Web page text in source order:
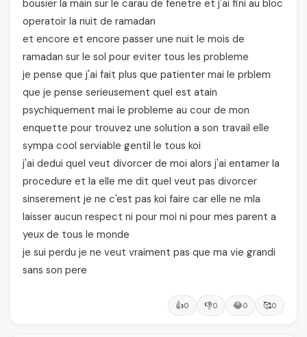
bousier la main sur le carau de fenetre et j'ai fini au bloc
operatoir la nuit de ramadan
et encore et encore passer une nuit le mois de
ramadan sur le sol pour eviter tous les probleme
je pense que j'ai fait plus que patienter mai le prblem
que je pense serieusement quel est atain
psychiquement mai le probleme au cour de mon
enquette pour trouvez une solution a son travail elle
sympa cool serviable gentil le tous koi
j'ai dedui quel veut divorcer de moi alors j'ai entamer la
procedure et la elle me dit quel veut pas divorcer
sinserement je ne c'est pas koi faire car elle ne mla
laisser aucun respect ni pour moi ni pour mes parent a
yeux de tous le monde
je sui perdu je ne veut vraiment pas que ma vie grandi
sans son pere
👍0 👎0 😂0 🥰0